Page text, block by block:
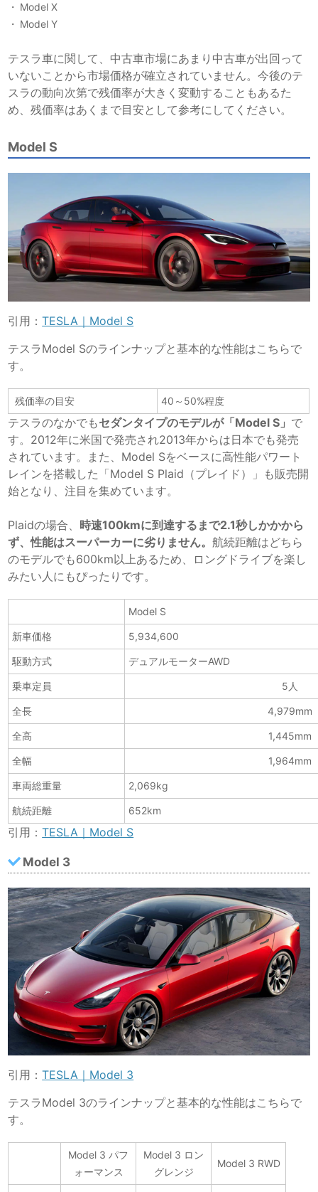
Model X
Model Y
テスラ車に関して、中古車市場にあまり中古車が出回って
いないことから市場価格が確立されていません。今後のテ
スラの動向次第で残価率が大きく変動することもあるた
め、残価率はあくまで目安として参考にしてください。
Model S
引用：TESLA｜Model S
テスラModel Sのラインナップと基本的な性能はこちらで
す。
残価率の目安 40～50%程度
テスラのなかでもセダンタイプのモデルが「Model S」 で
す。2012年に米国で発売され2013年からは日本でも発売
されています。また、Model Sをベースに高性能パワート
レインを搭載した「Model S Plaid（プレイド）」も販売開
始となり、注目を集めています。
Plaidの場合、 時速100kmに到達するまで2.1秒しかかから
ず、性能はスーパーカーに劣りません。航続距離はどちら
のモデルでも600km以上あるため、ロングドライブを楽し
みたい人にもぴったりです。
Model S
新車価格 5,934,600
駆動方式 デュアルモーターAWD
乗車定員 5人
全長 4,979mm
全高 1,445mm
全幅 1,964mm
車両総重量 2,069kg
航続距離 652km
引用：TESLA｜Model S
Model 3
引用：TESLA｜Model 3
テスラModel 3のラインナップと基本的な性能はこちらで
す。
Model 3 パフ
ォーマンス
Model 3 ロン
グレンジ
Model 3 RWD